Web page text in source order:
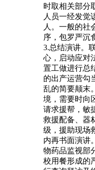
时取相关部分
人员一经发觉
人。一般的社
序，包罗严沉
3.总结演讲。
心，启动应对
置工做进行总
的出产运营勾
乱的简要颠末
境，需要时向
请求援帮，敏
救援配备、器
级，援助现场
内再书面演讲
物药品监视部
校用餐形成的